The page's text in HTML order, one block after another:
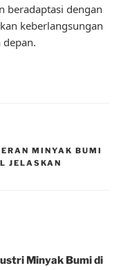
beradaptasi dengan
keberlangsungan
MINYAK BUMI
JELASKAN
Minyak Bumi di